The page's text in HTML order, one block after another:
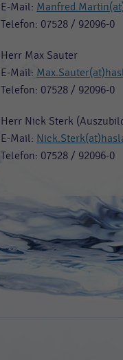
E-Mail:
Telefon: 07528 / 92096-0
Herr Max Sauter
E-Mail:
Telefon: 07528 / 92096-0
Herr Nick Sterk
E-Mail:
Telefon: 07528 / 92096-0